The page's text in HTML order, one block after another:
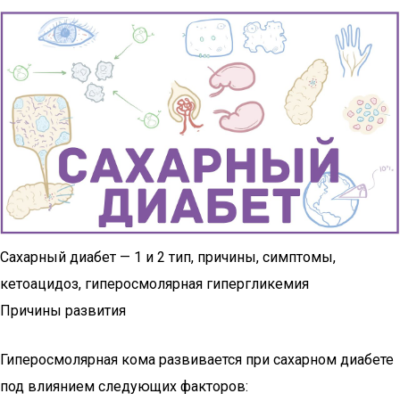
Сахарный диабет — 1 и 2 тип, причины, симптомы,
кетоацидоз, гиперосмолярная гипергликемия
Причины развития
Гиперосмолярная кома развивается при сахарном диабете
под влиянием следующих факторов: